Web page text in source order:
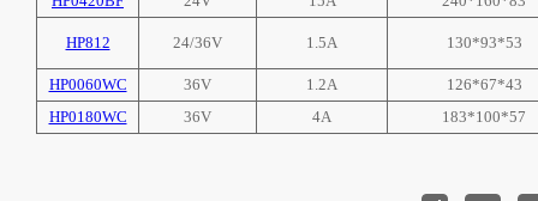
HP812 24/36V 1.5A 130*93*53
HP0060WC 36V 1.2A
126*67*43
HP0180WC
36V 4A 183*100*57